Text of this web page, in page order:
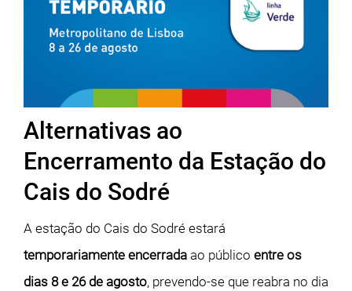
Alternativas ao
Encerramento da Estação do
Cais do Sodré
A estação do Cais do Sodré estará
temporariamente encerrada ao público entre os
dias 8 e 26 de agosto, prevendo-se que reabra no dia